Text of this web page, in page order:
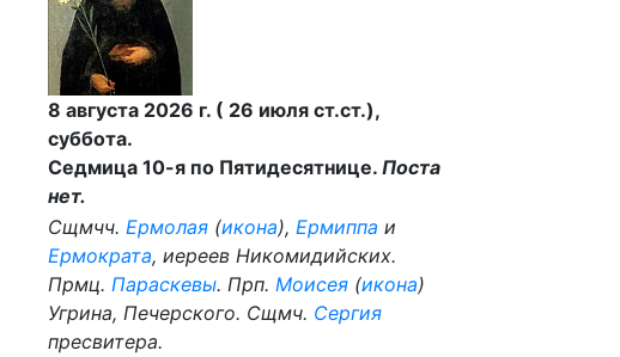
8 августа 2026 г. ( 26 июля ст.ст.),
суббота.
Седмица 10-я по Пятидесятнице.Поста
нет.
Сщмчч.Ермолая (икона),Ермиппа и
Ермократа, иереев Никомидийских.
Прмц.Параскевы. Прп.Моисея (икона)
Угрина, Печерского. Сщмч. Сергия
пресвитера.